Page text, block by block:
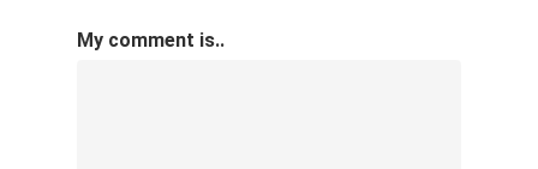
My comment is..